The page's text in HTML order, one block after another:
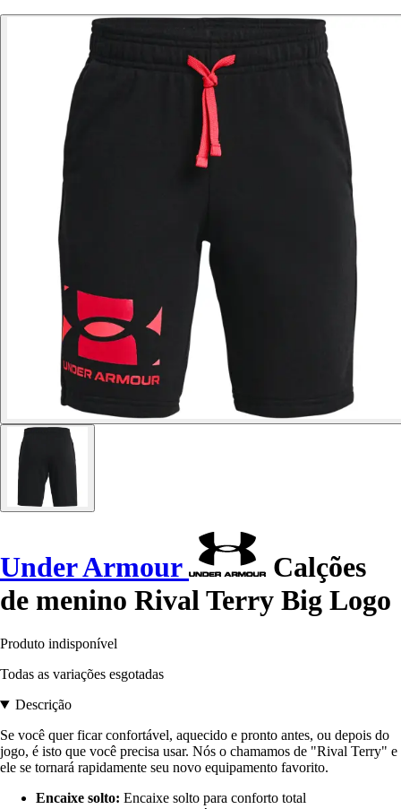
Under Armour
Calções
de menino Rival Terry Big Logo
Produto indisponível
Todas as variações esgotadas
Descrição
Se você quer ficar confortável, aquecido e pronto antes, ou depois do
jogo, é isto que você precisa usar. Nós o chamamos de "Rival Terry" e
ele se tornará rapidamente seu novo equipamento favorito.
Encaixe solto: Encaixe solto para conforto total